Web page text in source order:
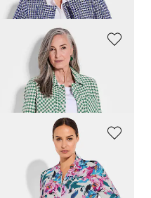
Veste avec motif pied-de-poule
159,00 CHF299,00 CHF
COMODO
Blouson en jersey de viscose
139,00 CHF